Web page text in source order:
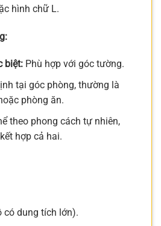
hình chữ L.
biệt:Phù hợp với góc tường.
tại góc phòng, thường là
phòng ăn.
theo phong cách tự nhiên,
hợp cả hai.
có dung tích lớn).